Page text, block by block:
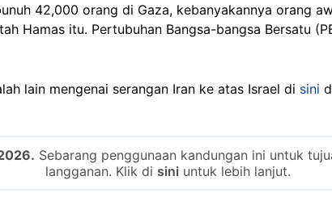
42,000 orang di Gaza, kebanyakannya orang
Hamas itu. Pertubuhan Bangsa-bangsa Bersatu
lain mengenai serangan Iran ke atas Israel di sini
Sebarang penggunaan kandungan ini untuk
langganan. Klik di sini untuk lebih lanjut.